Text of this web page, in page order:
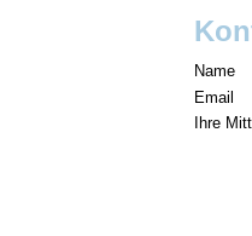
Name
Email
Ihre